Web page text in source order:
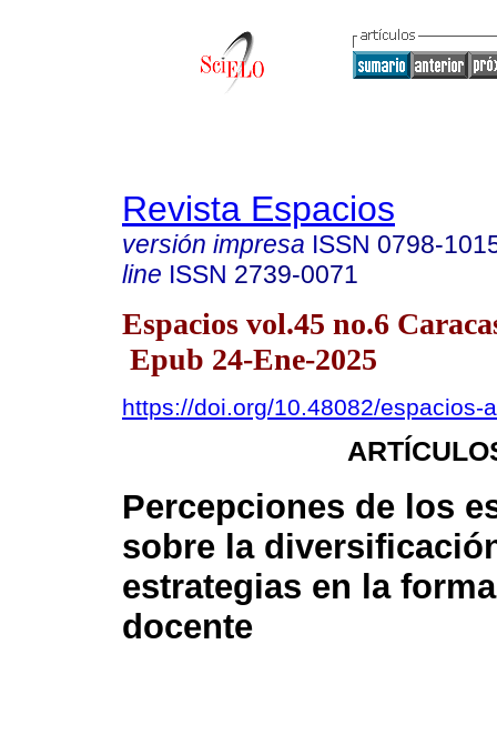
Revista Espacios
versión impresa ISSN 0798-
line ISSN 2739-0071
Espacios vol.45 no.6
Epub 24-Ene-2025
https://doi.org/10.48082/espacios-
Percepciones de los
sobre la
estrategias en la
docente